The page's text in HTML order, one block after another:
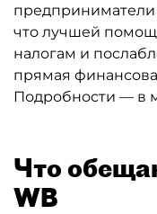
предприниматели
что лучшей
налогам и
прямая
Подробности — в
Что
WB